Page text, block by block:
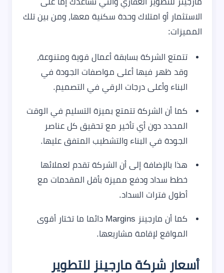
مارجينز للتطوير العقاري والتي تساعدك إما على
الاستثمار أو امتلاك وحدة سكنية معها، ومن بين تلك
المميزات:
تتمتع الشركة بسابقة أعمال قوية ومتنوعة،
وقد ظهر فيها أعلى مواصفات الجودة في
البناء وأعلى درجات الرقي في التصميم.
كما أن الشركة تتمتع بميزة التسليم في الوقت
المحدد دون أي تأخير مع تحقيق كل عناصر
الجودة في البناء والتشطيب المتفق عليها.
هذا بالإضافة إلى أن الشركة تقدم لعملائها
خطط سداد ودفع مميزة بأقل المقدمات مع
أطول فترات السداد.
كما أن مارجينز Margins دائما ما تختار أقوى
المواقع لإقامة مشاريعها.
أسعار شركة مارجينز للتطوير